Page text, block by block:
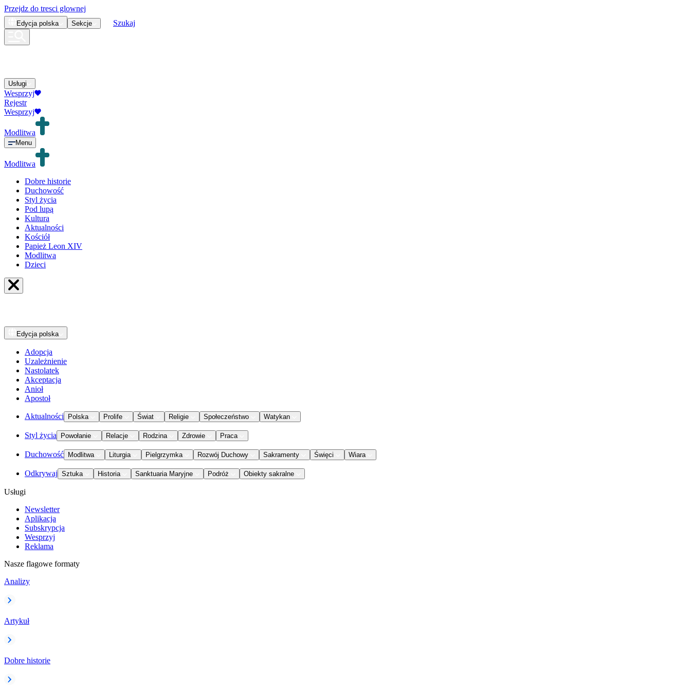
Przejdz do tresci glownej
Edycja polska Sekcje Szukaj
Usługi
Wesprzyj
Rejestr
Wesprzyj
Modlitwa
Menu
Modlitwa
Dobre historie
Duchowość
Styl życia
Pod lupą
Kultura
Aktualności
Kościół
Papież Leon XIV
Modlitwa
Dzieci
Edycja polska
Adopcja
Uzależnienie
Nastolatek
Akceptacja
Anioł
Apostoł
Aktualności Polska Prolife Świat Religie Społeczeństwo Watykan
Styl życia Powołanie Relacje Rodzina Zdrowie Praca
Duchowość Modlitwa Liturgia Pielgrzymka Rozwój Duchowy Sakramenty Święci Wiara
Odkrywaj Sztuka Historia Sanktuaria Maryjne Podróż Obiekty sakralne
Usługi
Newsletter
Aplikacja
Subskrypcja
Wesprzyj
Reklama
Nasze flagowe formaty
Analizy
Artykuł
Dobre historie